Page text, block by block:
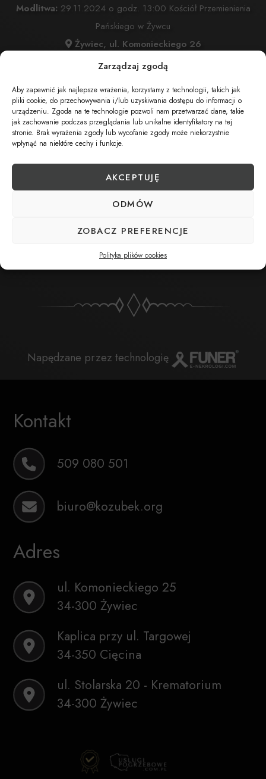
Zarządzaj zgodą
Aby zapewnić jak najlepsze wrażenia, korzystamy z technologii, takich jak
pliki cookie, do przechowywania i/lub uzyskiwania dostępu do informacji o
urządzeniu. Zgoda na te technologie pozwoli nam przetwarzać dane, takie
jak zachowanie podczas przeglądania lub unikalne identyfikatory na tej
stronie. Brak wyrażenia zgody lub wycofanie zgody może niekorzystnie
wpłynąć na niektóre cechy i funkcje.
AKCEPTUJĘ
ODMÓW
ZOBACZ PREFERENCJE
Polityka plików cookies
Modlitwa: 29.11.2024 o godz. 13:00 Kościół Przemienienia
Pańskiego w Żywcu
Żywiec, ul. Komonieckiego 26
29.11.2024 o godz. 13:30 Kościół
Żywiec, ul. Komonieckiego 26
Wyprowadzenie do grobu o godz.14:30
Cmentarz:Cmentarz Przmienienia Pańskiego w Żywcu
Żywiec, ul. Komonieckiego 26
UDOSTĘPNIJ NEKROLOG
Napędzane przez technologię
Kontakt
509 080 501
biuro@kozubek.org
Adres
ul. Komonieckiego 25
34-300 Żywiec
Kaplica przy ul. Targowej
34-350 Cięcina
ul. Stolarska 20 - Krematorium
34-300 Żywiec